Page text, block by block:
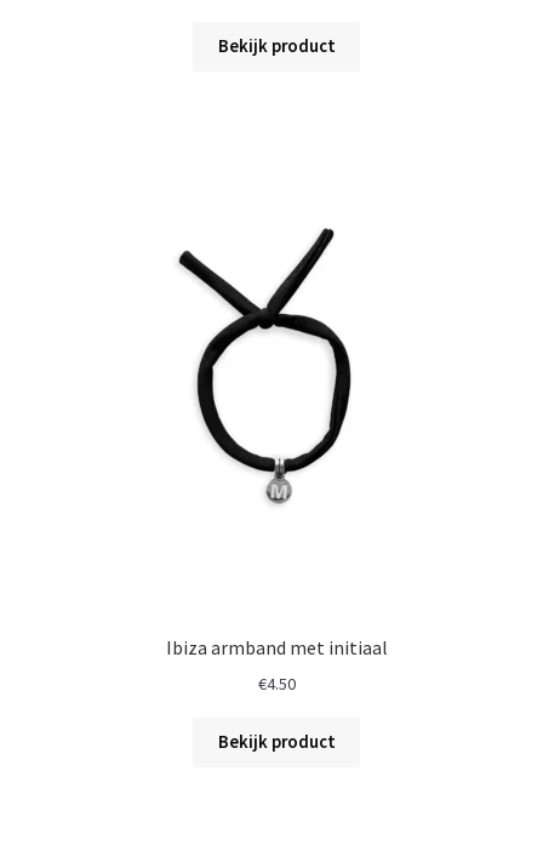
Bekijk product
Ibiza armband met initiaal
€4.50
Bekijk product